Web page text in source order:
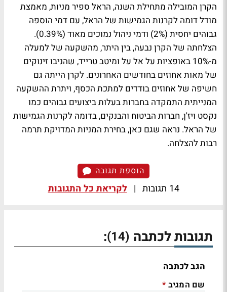
הקרן המובילה מתחילת השנה, הראל ספיר מניות, מאמצת
מודל דומה לקרנות הגמישות של הראל, עם דמי הוספה
גבוהים יחסית (2%) ודמי ניהול נמוכים מאוד (0.39%).
הצלחתה של הקרן נבעה, בין היתר, מהשקעה של למעלה
מ-10% באופציות על אל על ומיטב טרייד, שהניבו זינוקים
של מאות אחוזים בחודשים האחרונים. לקרן הייתה גם
חשיפה של אחוזים בודדים למתכת הכסף, ויתרת ההשקעה
המנייתית התמקדה בחברות בעלות ביצועים גבוהים כמו
נקסט ויז'ן, חברות הביטוח והבנקים, בדומה לקרנות הגמישות
של הראל. נראה שגם כאן, בחירת המניות המדויקת תרמה
רבות להצלחה.
הוספת תגובה
14 תגובות | לקריאת כל התגובות
תגובות לכתבה (14)
:
הגב לכתבה
שם המגיב *